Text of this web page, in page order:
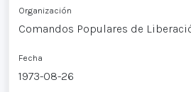
Organización
Comandos Populares de
Fecha
1973-08-26